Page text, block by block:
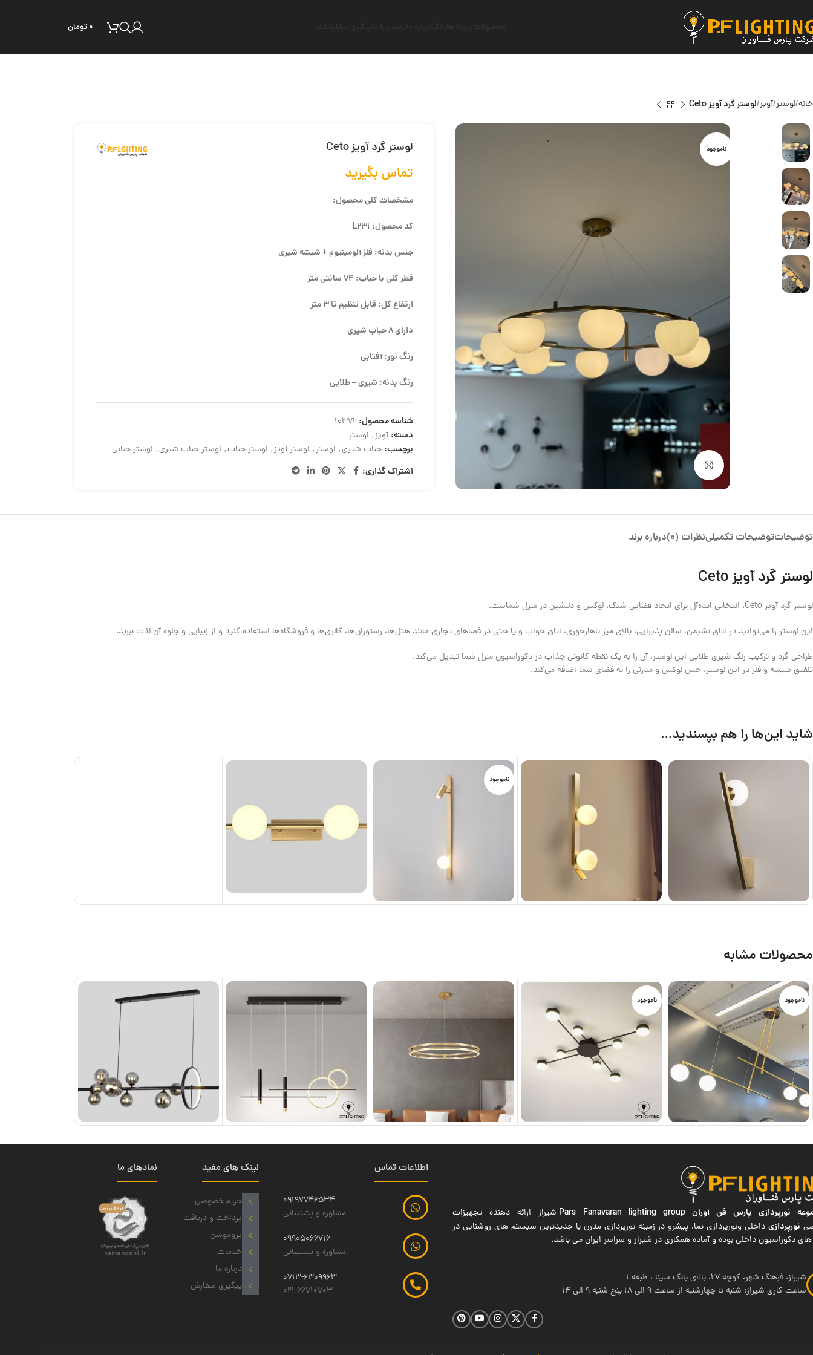
۰تومان
خانه لوستر آویز لوستر گرد آویز Ceto
ناموجود
بزرگنمایی تصویر
لوستر گرد آویز Ceto
تماس بگیرید
مشخصات کلی محصول:
کد محصول: L231
جنس بدنه: فلز آلومینیوم + شیشه شیری
قطر کلی با حباب: 74 سانتی متر
ارتفاع کل: قابل تنظیم تا 3 متر
دارای 8 حباب شیری
رنگ نور: آفتابی
رنگ بدنه: شیری – طلایی
شناسه محصول:10372
دسته: آویز, لوستر
برچسب: حباب شیری, لوستر, لوستر آویز, لوستر حباب, لوستر حباب شیری, لوستر حبابی
اشتراک گذاری:
توضیحاتتوضیحات تکمیلینظرات (0) درباره برند
لوستر گرد آویز Ceto
لوستر گرد آویز Ceto، انتخابی ایده‌آل برای ایجاد فضایی شیک، لوکس و دلنشین در منزل شماست.
این لوستر را می‌توانید در اتاق نشیمن، سالن پذیرایی، بالای میز ناهارخوری، اتاق خواب و یا حتی در فضاهای تجاری مانند هتل‌ها، رستوران‌ها، گالری‌ها و فروشگاه‌ها استفاده کنید و از زیبایی و جلوه آن لذت ببرید.
طراحی گرد و ترکیب رنگ شیری-طلایی این لوستر، آن را به یک نقطه کانونی جذاب در دکوراسیون منزل شما تبدیل می‌کند.
تلفیق شیشه و فلز در این لوستر، حس لوکس و مدرنی را به فضای شما اضافه می‌کند.
شاید این‌ها را هم بپسندید…
ناموجود
محصولات مشابه
ناموجود ناموجود
نورپردازی پارس فن آوران Pars Fanavaran lighting group شیراز ارائه دهنده تجهیزات
نورپردازیداخلی ونورپردازی نما، پیشرو در زمینه نورپردازی مدرن با جدیدترین سیستم های روشنایی در
های دکوراسیون داخلی بوده و آماده همکاری در شیراز و سراسر ایران می باشد.
شیراز، فرهنگ شهر، کوچه 27، بالای بانک سینا ، طبقه 1
ساعت کاری شیراز: شنبه تا چهارشنبه از ساعت 9 الی 18 پنج شنبه 9 الی 14
اطلاعات تماس
09197746534
مشاوره و پشتیبانی
09905066716
مشاوره و پشتیبانی
0713-6309963
021-66710703
لینک های مفید
حریم خصوصی
پرداخت و دریافت
پروموشن
خدمات
درباره ما
پیگیری سفارش
نمادهای ما